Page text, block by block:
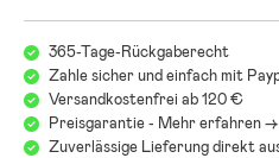
365-Tage-Rückgaberecht
Zahle sicher und einfach mit
Versandkostenfrei ab 120 €
Preisgarantie - Mehr erfahren ->
Zuverlässige Lieferung direkt